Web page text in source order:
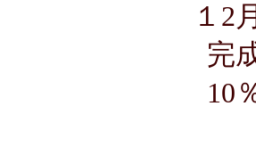
１ 2
完
10％～50％